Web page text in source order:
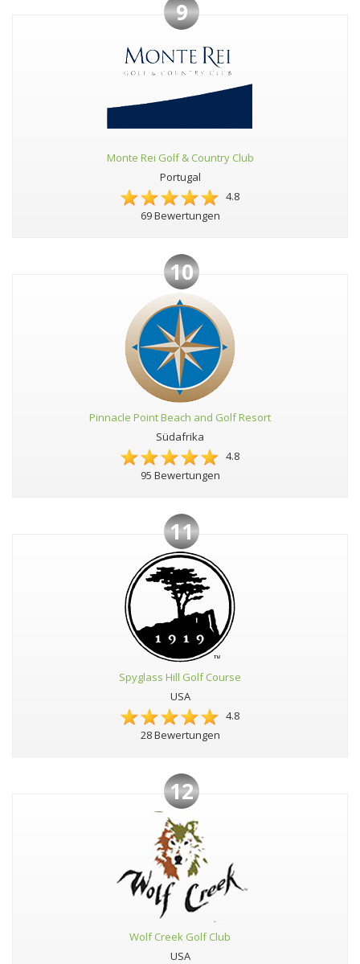
9
Monte Rei Golf & Country Club
Portugal
4.8
69 Bewertungen
10
Pinnacle Point Beach and Golf Resort
Südafrika
4.8
95 Bewertungen
11
Spyglass Hill Golf Course
USA
4.8
28 Bewertungen
12
Wolf Creek Golf Club
USA